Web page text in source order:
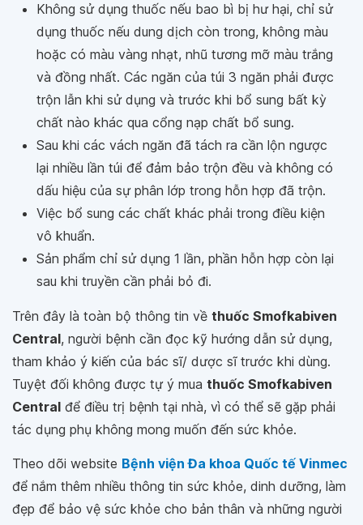
Không sử dụng thuốc nếu bao bì bị hư hại, chỉ sử
dụng thuốc nếu dung dịch còn trong, không màu
hoặc có màu vàng nhạt, nhũ tương mỡ màu trắng
và đồng nhất. Các ngăn của túi 3 ngăn phải được
trộn lẫn khi sử dụng và trước khi bổ sung bất kỳ
chất nào khác qua cổng nạp chất bổ sung.
Sau khi các vách ngăn đã tách ra cần lộn ngược
lại nhiều lần túi để đảm bảo trộn đều và không có
dấu hiệu của sự phân lớp trong hỗn hợp đã trộn.
Việc bổ sung các chất khác phải trong điều kiện
vô khuẩn.
Sản phẩm chỉ sử dụng 1 lần, phần hỗn hợp còn lại
sau khi truyền cần phải bỏ đi.
Trên đây là toàn bộ thông tin về thuốc Smofkabiven
Central, người bệnh cần đọc kỹ hướng dẫn sử dụng,
tham khảo ý kiến của bác sĩ/ dược sĩ trước khi dùng.
Tuyệt đối không được tự ý mua thuốc Smofkabiven
Central để điều trị bệnh tại nhà, vì có thể sẽ gặp phải
tác dụng phụ không mong muốn đến sức khỏe.
Theo dõi website Bệnh viện Đa khoa Quốc tế Vinmec
để nắm thêm nhiều thông tin sức khỏe, dinh dưỡng, làm
đẹp để bảo vệ sức khỏe cho bản thân và những người